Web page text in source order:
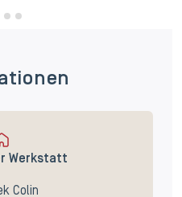
Werkstatt
Colin